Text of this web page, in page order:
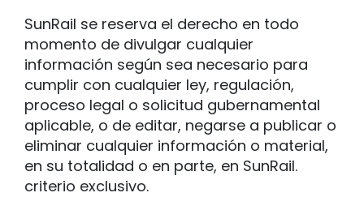
SunRail se reserva el derecho en todo
momento de divulgar cualquier
información según sea necesario para
cumplir con cualquier ley, regulación,
proceso legal o solicitud gubernamental
aplicable, o de editar, negarse a publicar o
eliminar cualquier información o material,
en su totalidad o en parte, en SunRail.
criterio exclusivo.